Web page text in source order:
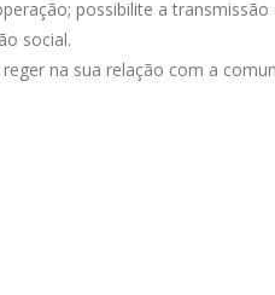
possibilite a
social.
na sua relação com a